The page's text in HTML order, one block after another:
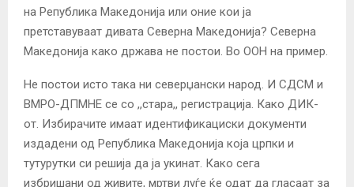
на Република Македонија или оние кои ја
претставуваат дивата Северна Македонија? Северна
Македонија како држава не постои. Во ООН на пример.
Не постои исто така ни северџански народ. И СДСМ и
ВМРО-ДПМНЕ се со ,,стара,, регистрација. Како ДИК-
от. Избирачите имаат идентификациски документи
издадени од Република Македонија која црпки и
тутурутки си решија да ја укинат. Како сега
избришани од живите, мртви луѓе ќе одат да гласаат за